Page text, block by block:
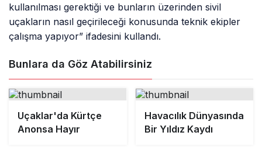
kullanılması gerektiği ve bunların üzerinden sivil
uçakların nasıl geçirileceği konusunda teknik ekipler
çalışma yapıyor” ifadesini kullandı.
Bunlara da Göz Atabilirsiniz
Uçaklar'da Kürtçe
Anonsa Hayır
Havacılık Dünyasında
Bir Yıldız Kaydı